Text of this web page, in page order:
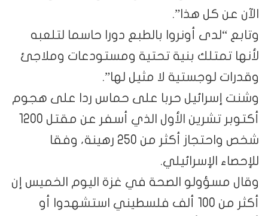
الآن عن كل هذا”.
وتابع “لدى أونروا بالطبع دورا حاسما لتلعبه
لأنها تمتلك بنية تحتية ومستودعات وملاجئ
وقدرات لوجستية لا مثيل لها”.
وشنت إسرائيل حربا على حماس ردا على هجوم
أكتوبر تشرين الأول الذي أسفر عن مقتل 1200
شخص واحتجاز أكثر من 250 رهينة، وفقا
للإحصاء الإسرائيلي.
وقال مسؤولو الصحة في غزة اليوم الخميس إن
أكثر من 100 ألف فلسطيني استشهدوا أو